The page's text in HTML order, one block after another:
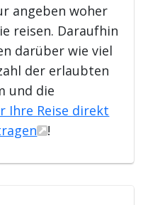
angeben woher
reisen. Daraufhin
darüber wie viel
der erlaubten
und die
Ihre Reise direkt
!